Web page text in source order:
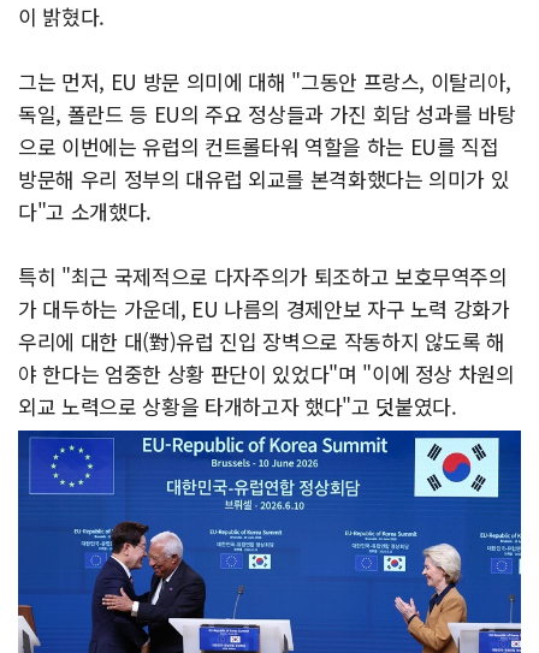
이 밝혔다.
그는 먼저, EU 방문 의미에 대해 "그동안 프랑스, 이탈리아,
독일, 폴란드 등 EU의 주요 정상들과 가진 회담 성과를 바탕
으로 이번에는 유럽의 컨트롤타워 역할을 하는 EU를 직접
방문해 우리 정부의 대유럽 외교를 본격화했다는 의미가 있
다"고 소개했다.
특히 "최근 국제적으로 다자주의가 퇴조하고 보호무역주의
가 대두하는 가운데, EU 나름의 경제안보 자구 노력 강화가
우리에 대한 대(對)유럽 진입 장벽으로 작동하지 않도록 해
야 한다는 엄중한 상황 판단이 있었다"며 "이에 정상 차원의
외교 노력으로 상황을 타개하고자 했다"고 덧붙였다.